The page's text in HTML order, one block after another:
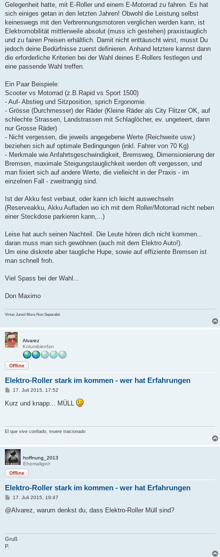
Gelegenheit hatte, mit E-Roller und einem E-Motorrad zu fahren. Es hat
sich einiges getan in den letzten Jahren! Obwohl die Leistung selbst
keineswegs mit den Verbrennungsmotoren verglichen werden kann, ist
Elektromobilität mittlerweile absolut (muss ich gestehen) praxistauglich
und zu fairen Preisen erhältlich. Damit nicht enttäuscht wirst, musst Du
jedoch deine Bedürfnisse zuerst definieren. Anhand letztere kannst dann
die erforderliche Kriterien bei der Wahl deines E-Rollers festlegen und
eine passende Wahl treffen.
Ein Paar Beispiele:
Scooter vs Motorrad (z.B.Rapid vs Sport 1500)
- Auf- Abstieg und Sitzposition, sprich Ergonomie.
- Grösse (Durchmesser) der Räder (Kleine Räder als City Flitzer OK, auf
schlechte Strassen, Landstrassen mit Schlaglöcher, ev. ungeteert, dann
nur Grosse Räder)
- Nicht vergessen, die jeweils angegebene Werte (Reichweite usw.)
beziehen sich auf optimale Bedingungen (inkl. Fahrer von 70 Kg)
- Merkmale wie Anfahrtsgeschwindigkeit, Bremsweg, Dimensionierung der
Bremsen, maximale Steigungstauglichkeit werden oft vergessen, und
man fixiert sich auf andere Werte, die vielleicht in der Praxis - im
einzelnen Fall - zweitrangig sind.
Ist der Akku fest verbaut, oder kann ich leicht auswechseln
(Reserveakku, Akku Aufladen wo ich mit dem Roller/Motorrad nicht neben
einer Steckdose parkieren kann,...)
Leise hat auch seinen Nachteil. Die Leute hören dich nicht kommen...
daran muss man sich gewöhnen (auch mit dem Elektro Auto!).
Um eine diskrete aber taugliche Hupe, sowie auf effiziente Bremsen ist
man schnell froh.
Viel Spass bei der Wahl...
Don Maximo
Virtus Junxit Mors Non Separabit
Alvarez
Kolumbienfan
Offline
Elektro-Roller stark im kommen - wer hat Erfahrungen
B
t
17. Juli 2015, 17:52
Kurz und knapp... MÜLL
El que vive confiado, muere traicionado
hoffnung_2013
Ehemalige/r
Offline
Elektro-Roller stark im kommen - wer hat Erfahrungen
B
i
17. Juli 2015, 19:47
@Alvarez, warum denkst du, dass Elektro-Roller Müll sind?
Gruß
P.